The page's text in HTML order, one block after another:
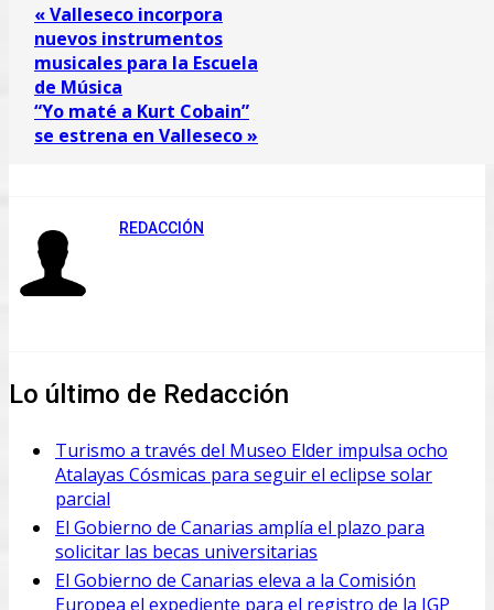
« Valleseco incorpora
nuevos instrumentos
musicales para la Escuela
de Música
“Yo maté a Kurt Cobain”
se estrena en Valleseco »
REDACCIÓN
Lo último de Redacción
Turismo a través del Museo Elder impulsa ocho
Atalayas Cósmicas para seguir el eclipse solar
parcial
El Gobierno de Canarias amplía el plazo para
solicitar las becas universitarias
El Gobierno de Canarias eleva a la Comisión
Europea el expediente para el registro de la IGP